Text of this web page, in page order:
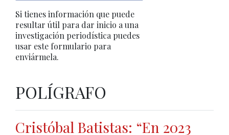
Si tienes información que puede
resultar útil para dar inicio a una
investigación periodística puedes
usar este formulario para
enviármela.
POLÍGRAFO
Cristóbal Batistas: “En 2023